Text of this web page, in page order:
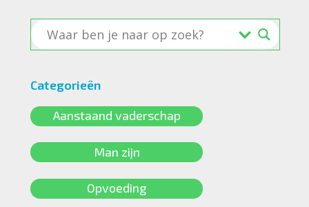
Categorieën
Aanstaand vaderschap
Man zijn
Opvoeding